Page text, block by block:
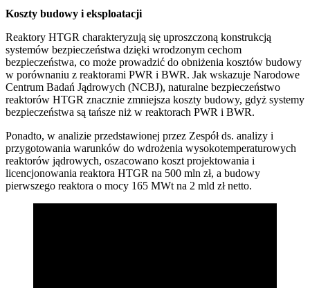
Koszty budowy i eksploatacji
Reaktory HTGR charakteryzują się uproszczoną konstrukcją
systemów bezpieczeństwa dzięki wrodzonym cechom
bezpieczeństwa, co może prowadzić do obniżenia kosztów budowy
w porównaniu z reaktorami PWR i BWR. Jak wskazuje Narodowe
Centrum Badań Jądrowych (NCBJ), naturalne bezpieczeństwo
reaktorów HTGR znacznie zmniejsza koszty budowy, gdyż systemy
bezpieczeństwa są tańsze niż w reaktorach PWR i BWR.
Ponadto, w analizie przedstawionej przez Zespół ds. analizy i
przygotowania warunków do wdrożenia wysokotemperaturowych
reaktorów jądrowych, oszacowano koszt projektowania i
licencjonowania reaktora HTGR na 500 mln zł, a budowy
pierwszego reaktora o mocy 165 MWt na 2 mld zł netto.